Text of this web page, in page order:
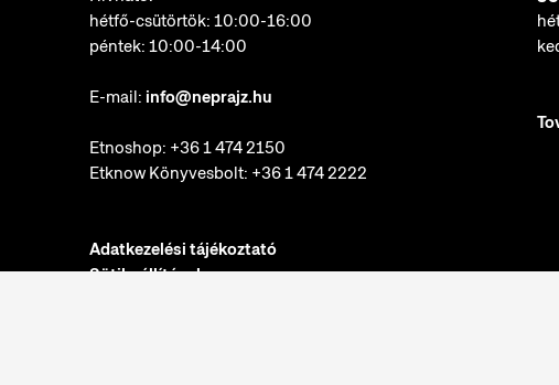
hétfő-csütörtök: 10:00-16:00
péntek: 10:00-14:00
E-mail: info@neprajz.hu
Etnoshop: +36 1 474 2150
Etknow Könyvesbolt: +36 1 474 2222
Adatkezelési tájékoztató
Sütibeállítások